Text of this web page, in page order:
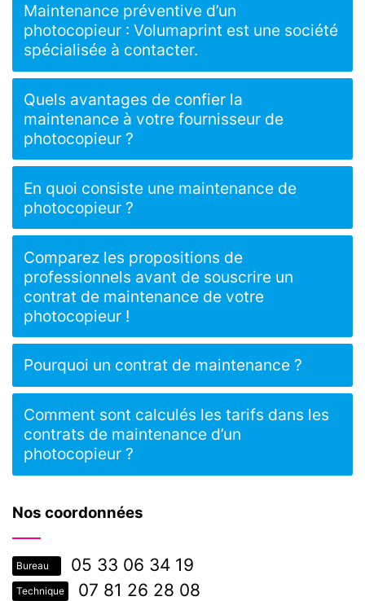
Nos coordonnées
Bureau 05 33 06 34 19
Technique 07 81 26 28 08
Maintenance préventive d’un
photocopieur : Volumaprint est une société
spécialisée à contacter.
Quels avantages de confier la
maintenance à votre fournisseur de
photocopieur ?
En quoi consiste une maintenance de
photocopieur ?
Comparez les propositions de
professionnels avant de souscrire un
contrat de maintenance de votre
photocopieur !
Pourquoi un contrat de maintenance ?
Comment sont calculés les tarifs dans les
contrats de maintenance d’un
photocopieur ?